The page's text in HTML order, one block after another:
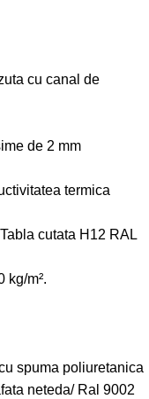
cu canal de
de 2 mm
termica
cutata H12 RAL
kg/m².
spuma poliuretanica
neteda/ Ral 9002